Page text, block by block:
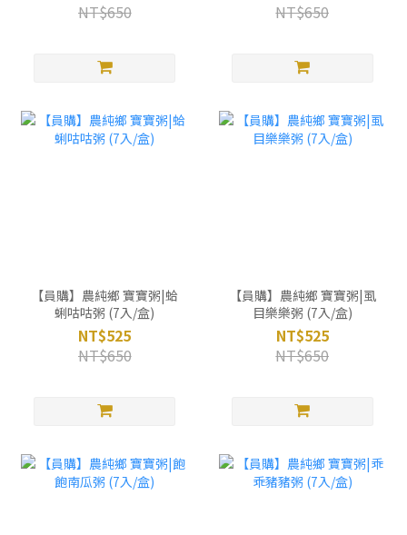
NT$650
NT$650
【員購】農純鄉 寶寶粥|蛤
蜊咕咕粥 (7入/盒)
NT$525
NT$650
【員購】農純鄉 寶寶粥|虱
目樂樂粥 (7入/盒)
NT$525
NT$650